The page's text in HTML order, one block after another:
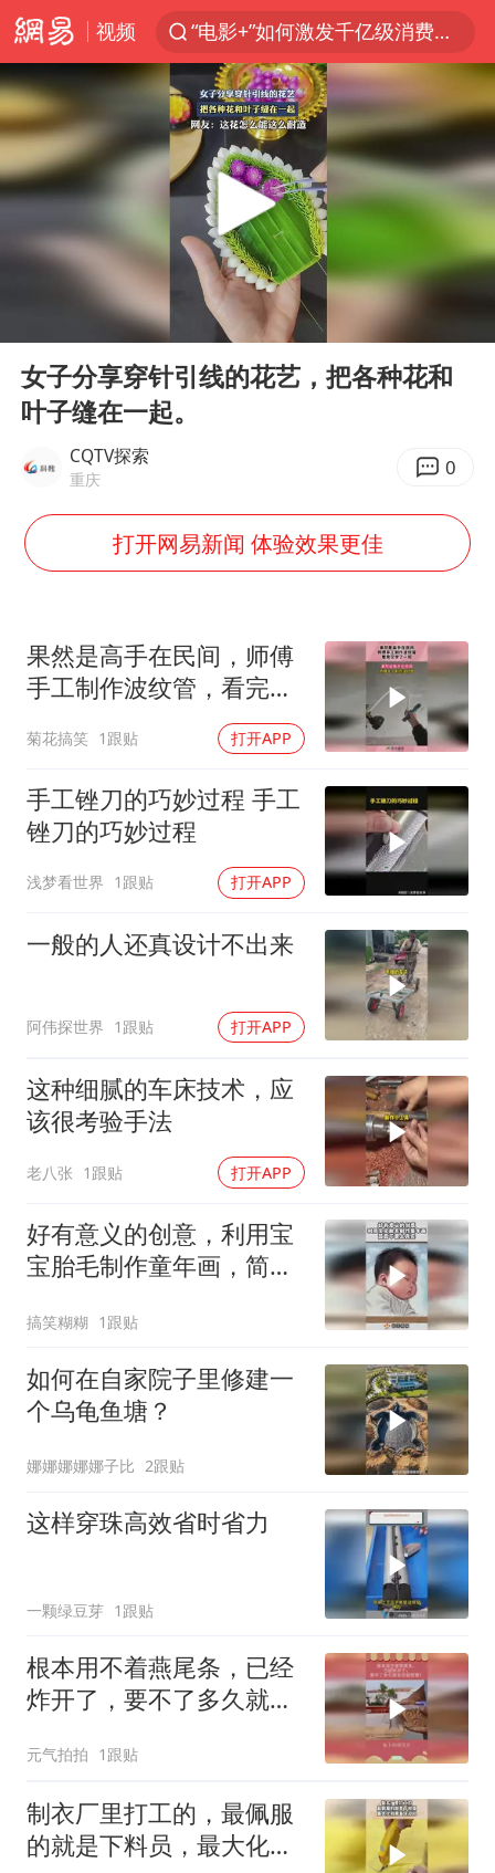
视频
“电影+”如何激发千亿级消费新活力？
泉州市委书记张毅恭被查
台风白海豚已进入24小时警戒线
全球首个长时储能一体化产业园量产
上海：台风白海豚或将带来龙卷风
中国女篮70-67险胜尼日利亚女篮
“新疆阿勒泰八月能滑雪”不实
日本试射“战斧”导弹，国防部回应
胡彦斌获《歌手2026》歌王
秋天的第一杯奶茶到底有多火
夯实基础开新局
Play
女子分享穿针引线的花艺，把各种花和
叶子缝在一起。
CQTV探索
重庆 0
打开网易新闻 体验效果更佳
果然是高手在民间，师傅
手工制作波纹管，看完又
菊花搞笑 1跟贴 打开APP
手工锉刀的巧妙过程 手工
锉刀的巧妙过程
浅梦看世界 1跟贴 打开APP
一般的人还真设计不出来
阿伟探世界 1跟贴 打开APP
这种细腻的车床技术，应
该很考验手法
老八张 1跟贴 打开APP
好有意义的创意，利用宝
宝胎毛制作童年画，简直
搞笑糊糊 1跟贴
如何在自家院子里修建一
个乌龟鱼塘？
娜娜娜娜娜子比 2跟贴
这样穿珠高效省时省力
一颗绿豆芽 1跟贴
根本用不着燕尾条，已经
炸开了，要不了多久就会
元气拍拍 1跟贴
制衣厂里打工的，最佩服
的就是下料员，最大化利